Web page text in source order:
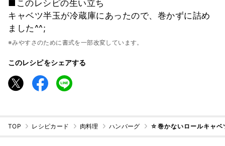
■このレシピの生い立ち
キャベツ半玉が冷蔵庫にあったので、巻かずに詰め
ました^^;
※みやすさのために書式を一部改変しています。
このレシピをシェアする
TOP レシピカード 肉料理 ハンバーグ ☆巻かないロールキャ